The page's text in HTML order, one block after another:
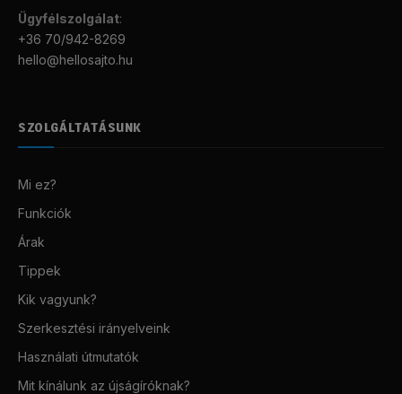
Ügyfélszolgálat:
+36 70/942-8269
hello@hellosajto.hu
SZOLGÁLTATÁSUNK
Mi ez?
Funkciók
Árak
Tippek
Kik vagyunk?
Szerkesztési irányelveink
Használati útmutatók
Mit kínálunk az újságíróknak?